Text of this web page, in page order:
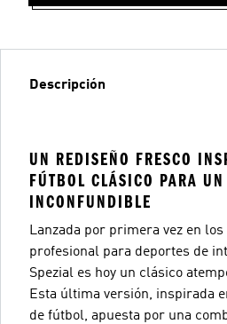
Descripción
UN REDISEÑO FRESCO
FÚTBOL CLÁSICO PARA
INCONFUNDIBLE
Lanzada por primera vez en
profesional para deportes de
Spezial es hoy un clásico
Esta última versión, inspirada
de fútbol, apuesta por una